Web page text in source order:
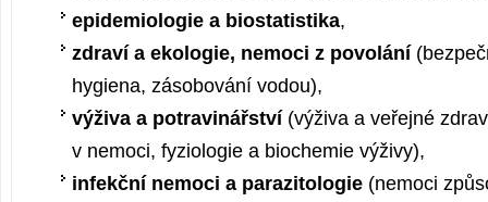
epidemiologie a biostatistika,
zdraví a ekologie, nemoci z povolání
hygiena, zásobování vodou),
výživa a potravinářství(výživa a veřejné
v nemoci, fyziologie a biochemie výživy),
infekční nemoci a parazitologie(nemoci